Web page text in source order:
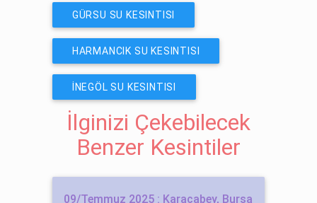
GÜRSU SU KESINTISI
HARMANCIK SU KESINTISI
İNEGÖL SU KESINTISI
İlginizi Çekebilecek
Benzer Kesintiler
09/Temmuz 2025 : Karacabey, Bursa